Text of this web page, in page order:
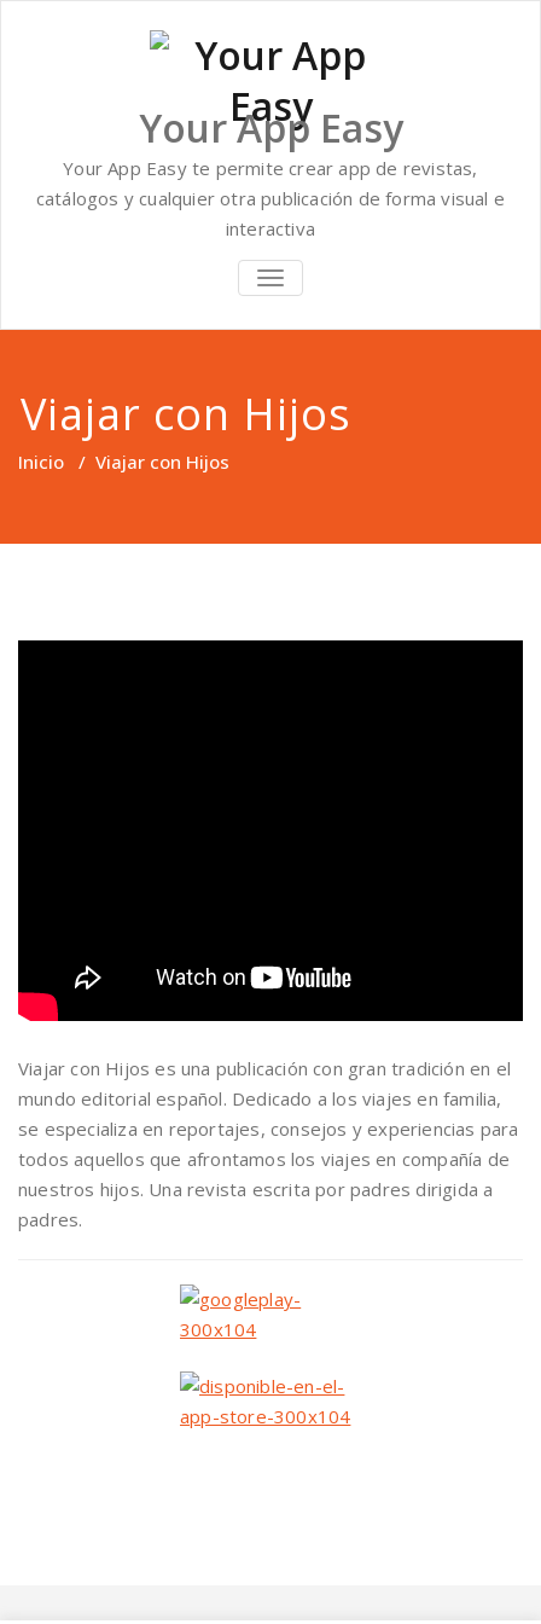
Your App Easy
Your App Easy te permite crear app de revistas,
catálogos y cualquier otra publicación de forma visual e
interactiva
ALTERNAR
NAVEGACIÓN
Viajar con Hijos
Inicio / Viajar con Hijos
Viajar con Hijos es una publicación con gran tradición en el
mundo editorial español. Dedicado a los viajes en familia,
se especializa en reportajes, consejos y experiencias para
todos aquellos que afrontamos los viajes en compañía de
nuestros hijos. Una revista escrita por padres dirigida a
padres.